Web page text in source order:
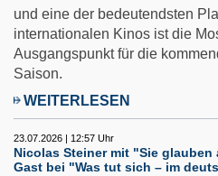
und eine der bedeutendsten
internationalen Kinos ist die
Ausgangspunkt für die
Saison.
WEITERLESEN
23.07.2026 | 12:57 Uhr
Nicolas Steiner mit "Sie glauben
Gast bei "Was tut sich – im